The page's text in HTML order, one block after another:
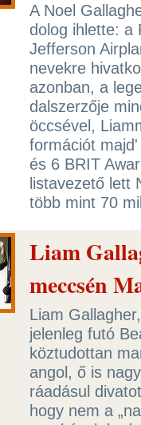
A Noel
dolog ihlette: a
Jefferson
nevekre
azonban, a
dalszerzője
öccsével,
formációt
és 6 BRIT
listavezető lett
több mint 70
Liam
meccsén
Liam
jelenleg futó
köztudottan
angol, ő is
ráadásul
hogy nem a